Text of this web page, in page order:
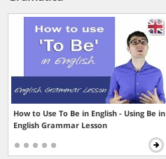
How to Use To Be in English - Using Be in
English Grammar Lesson